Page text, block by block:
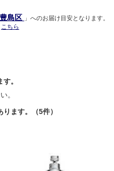
島区 」へのお届け目安となります。
こちら
。
。
ます。（5件）